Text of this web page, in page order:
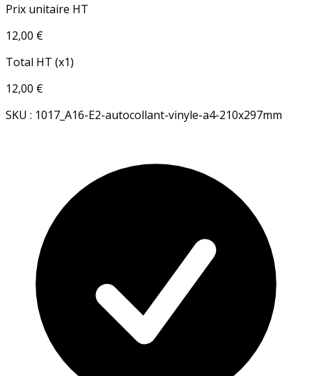
Prix unitaire HT
12,00 €
Total HT (x1)
12,00 €
SKU : 1017_A16-E2-autocollant-vinyle-a4-210x297mm